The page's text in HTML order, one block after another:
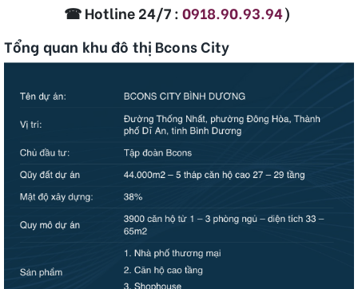
☎ Hotline 24/7 :0918.90.93.94)
Tổng quan khu đô thị Bcons City